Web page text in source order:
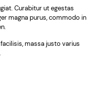
Curabitur ut egestas
magna purus, commodo in
massa justo varius